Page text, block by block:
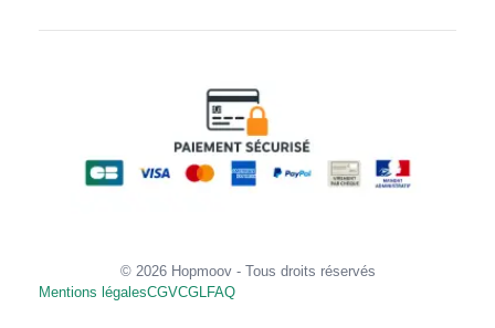
© 2026 Hopmoov - Tous droits réservés
Mentions légalesCGVCGL FAQ